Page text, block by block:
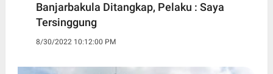
Banjarbakula Ditangkap, Pelaku : Saya
Tersinggung
8/30/2022 10:12:00 PM